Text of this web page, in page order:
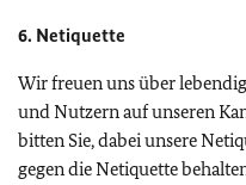
6. Netiquette
Wir freuen uns über
und Nutzern auf unseren
bitten Sie, dabei unsere
gegen die Netiquette